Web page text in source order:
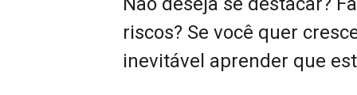
riscos? Se você quer
inevitável aprender que